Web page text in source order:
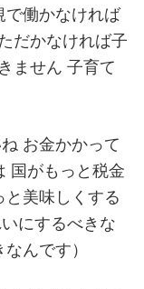
で働かなければ
だかなければ子
ません 子育て
お金かかって
国がもっと税金
美味しくする
にするべきな
んです）